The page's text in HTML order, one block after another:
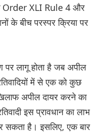
Order XLI Rule 4 और
के बीच परस्पर क्रिया पर
लागू होता है जब अपील
में से एक को कुछ
अपील दायर करने का
इस प्रावधान का लाभ
सकता है। इसलिए, एक बार